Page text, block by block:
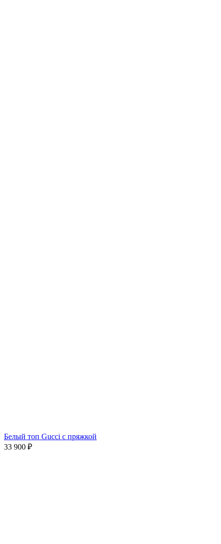
Белый топ Gucci с пряжкой
33 900 ₽